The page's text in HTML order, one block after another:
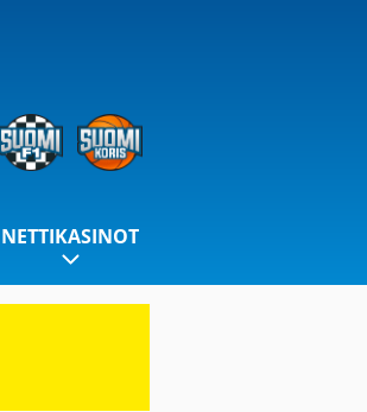
NETTIKASINOT